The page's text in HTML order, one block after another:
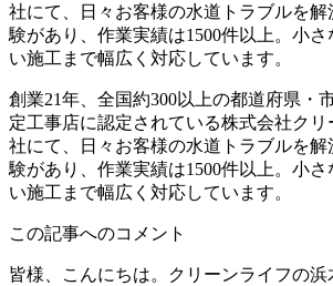
社にて、日々お客様の水道トラブルを解
験があり、作業実績は1500件以上。小
い施工まで幅広く対応しています。
創業21年、全国約300以上の都道府県・
定工事店に認定されている株式会社ク
社にて、日々お客様の水道トラブルを解
験があり、作業実績は1500件以上。小
い施工まで幅広く対応しています。
この記事へのコメント
皆様、こんにちは。クリーンライフの